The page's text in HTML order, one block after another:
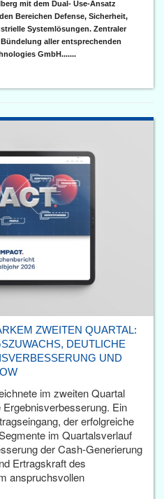
mit dem Dual- Use-Ansatz
Bereichen Defense, Sicherheit,
Systemlösungen. Zentraler
aller entsprechenden
GmbH.......
ZWEITEN QUARTAL:
DEUTLICHE
UND
im zweiten Quartal
Ein
der erfolgreiche
im Quartalsverlauf
der Cash-Generierung
Ertragskraft des
anspruchsvollen